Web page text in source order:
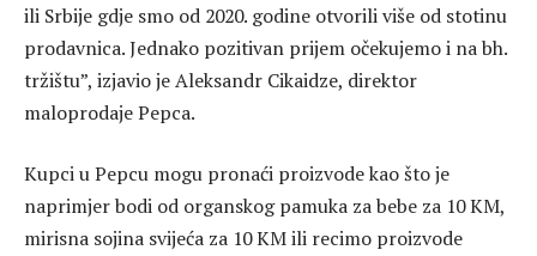
ili Srbije gdje smo od 2020. godine otvorili više od stotinu
prodavnica. Jednako pozitivan prijem očekujemo i na bh.
tržištu”, izjavio je Aleksandr Cikaidze, direktor
maloprodaje Pepca.
Kupci u Pepcu mogu pronaći proizvode kao što je
naprimjer bodi od organskog pamuka za bebe za 10 KM,
mirisna sojina svijeća za 10 KM ili recimo proizvode